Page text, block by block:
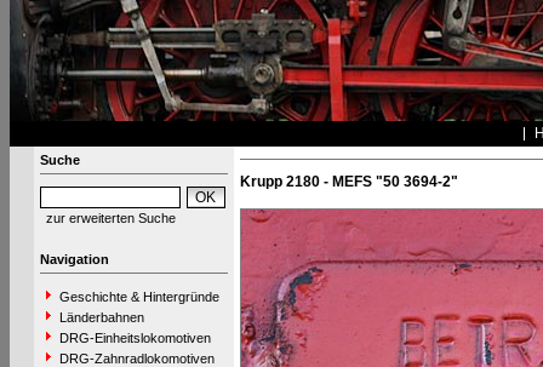
Suche
zur erweiterten Suche
Navigation
Geschichte & Hintergründe
Länderbahnen
DRG-Einheitslokomotiven
DRG-Zahnradlokomotiven
Krupp 2180 - MEFS "50 3694-2"